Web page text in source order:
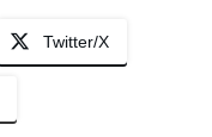
Twitter/X